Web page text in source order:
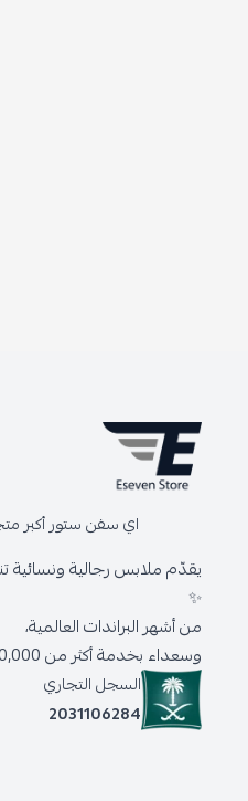
اي سفن ستور أكبر
يقدّم ملابس رجالية ونسائية
✨
من أشهر البراندات العالمية،
وسعداء بخدمة أكثر من 300,000 عميل حول المملكة.
السجل التجاري
2031106284